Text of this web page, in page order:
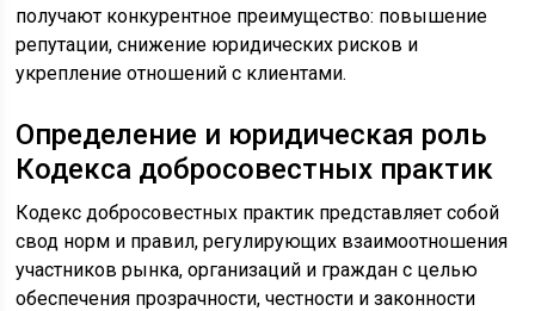
получают конкурентное преимущество: повышение
репутации, снижение юридических рисков и
укрепление отношений с клиентами.
Определение и юридическая роль
Кодекса добросовестных практик
Кодекс добросовестных практик представляет собой
свод норм и правил, регулирующих взаимоотношения
участников рынка, организаций и граждан с целью
обеспечения прозрачности, честности и законности